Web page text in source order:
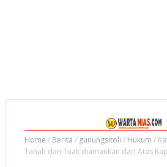
Home / Berita / gunungsitoli / Hukum /
Tanah dan Tuak diamankan dari Atas